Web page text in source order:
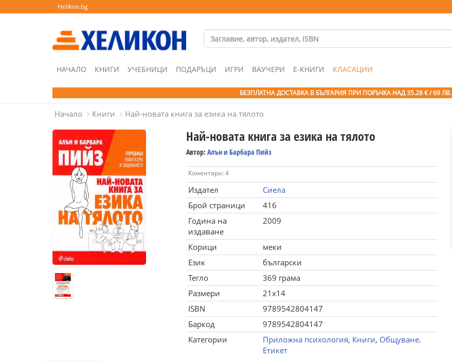
Helikon.bg
НАЧАЛО КНИГИ УЧЕБНИЦИ ПОДАРЪЦИ ИГРИ ВАУЧЕРИ Е-КНИГИ КЛАСАЦИИ
БЕЗПЛАТНА ДОСТАВКА В БЪЛГАРИЯ ПРИ ПОРЪЧКА НАД 35.28 € / 69 ЛВ.
Начало Книги Най-новата книга за езика на тялото
Най-новата книга за езика на тялото
Автор: Алън и Барбара Пийз
Коментари: 4
Издател
Сиела
Брой страници
416
Година на
издаване
2009
Корици
меки
Език
български
Тегло
369 грама
Размери
21x14
ISBN
9789542804147
Баркод
9789542804147
Категории
Приложна психология, Книги, Общуване.
Етикет